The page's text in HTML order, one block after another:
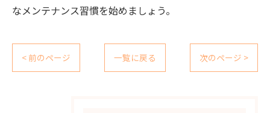
なメンテナンス習慣を始めましょう。
< 前のページ 一覧に戻る 次のページ >